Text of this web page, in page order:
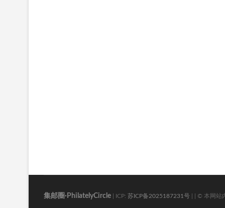
集邮圈·PhilatelyCircle | ICP: 苏ICP备2025187231号 | | © 本网站